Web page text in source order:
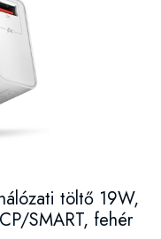
töltő 19W,
SMART, fehér